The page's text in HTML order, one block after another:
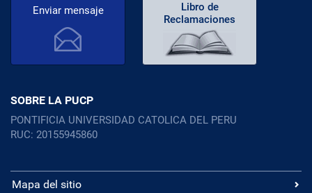
Enviar mensaje
Libro de
Reclamaciones
SOBRE LA PUCP
PONTIFICIA UNIVERSIDAD CATOLICA DEL PERU
RUC: 20155945860
Mapa del sitio